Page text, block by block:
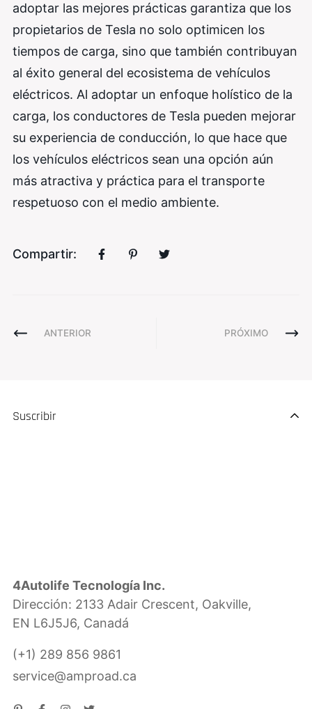
adoptar las mejores prácticas garantiza que los
propietarios de Tesla no solo optimicen los
tiempos de carga, sino que también contribuyan
al éxito general del ecosistema de vehículos
eléctricos. Al adoptar un enfoque holístico de la
carga, los conductores de Tesla pueden mejorar
su experiencia de conducción, lo que hace que
los vehículos eléctricos sean una opción aún
más atractiva y práctica para el transporte
respetuoso con el medio ambiente.
Compartir:
ANTERIOR PRÓXIMO
4Autolife Tecnología Inc.
Dirección: 2133 Adair Crescent, Oakville,
EN L6J5J6, Canadá
(+1) 289 856 9861
service@amproad.ca
Suscribir